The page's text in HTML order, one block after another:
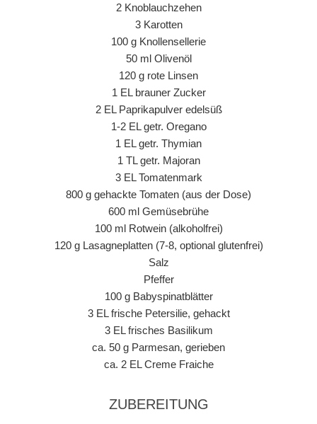
2 Knoblauchzehen
3 Karotten
100 g Knollensellerie
50 ml Olivenöl
120 g rote Linsen
1 EL brauner Zucker
2 EL Paprikapulver edelsüß
1-2 EL getr. Oregano
1 EL getr. Thymian
1 TL getr. Majoran
3 EL Tomatenmark
800 g gehackte Tomaten (aus der Dose)
600 ml Gemüsebrühe
100 ml Rotwein (alkoholfrei)
120 g Lasagneplatten (7-8, optional glutenfrei)
Salz
Pfeffer
100 g Babyspinatblätter
3 EL frische Petersilie, gehackt
3 EL frisches Basilikum
ca. 50 g Parmesan, gerieben
ca. 2 EL Creme Fraiche
ZUBEREITUNG